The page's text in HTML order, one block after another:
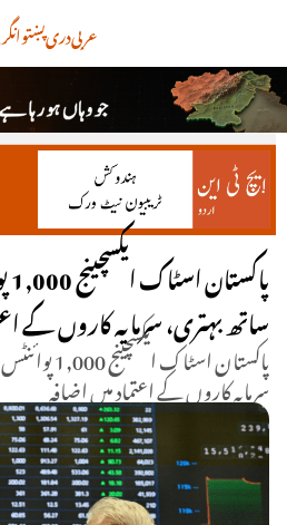
پښتودریعربی
ساتھ بہتری، سرمایہ کاروں کے
پاکستان
سرمایہ کاروں کے اعتماد میں اضافہ